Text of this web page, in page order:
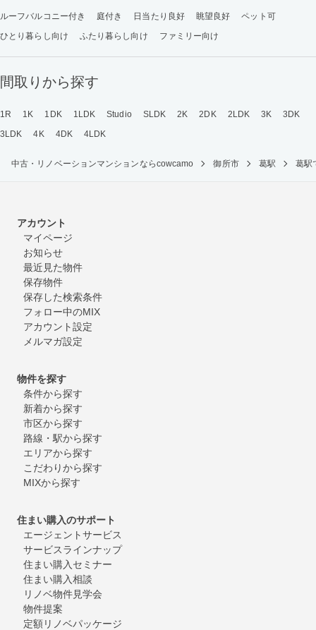
ルーフバルコニー付き 庭付き 日当たり良好 眺望良好
ペット可
ひとり暮らし向け
ふたり暮らし向け ファミリー向け
間取りから探す
1R 1K 1DK 1LDK Studio SLDK 2K 2DK 2LDK 3K
3DK
3LDK
4K 4DK 4LDK
中古・リノベーションマンションならcowcamo 御所市 葛駅 葛駅
アカウント
マイページ
お知らせ
最近見た物件
保存物件
保存した検索条件
フォロー中のMIX
アカウント設定
メルマガ設定
物件を探す
条件から探す
新着から探す
市区から探す
路線・駅から探す
エリアから探す
こだわりから探す
MIXから探す
住まい購入のサポート
エージェントサービス
サービスラインナップ
住まい購入セミナー
住まい購入相談
リノベ物件見学会
物件提案
定額リノベパッケージ